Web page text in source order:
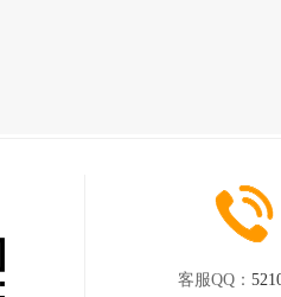
客服QQ：